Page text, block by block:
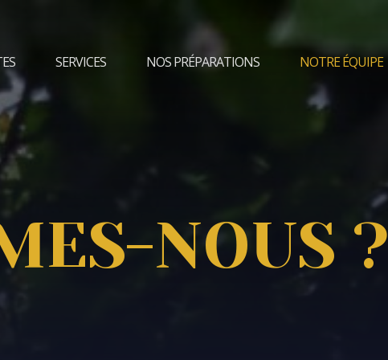
SERVICES NOS PRÉPARATIONS NOTRE ÉQUIPE
NOUS ?